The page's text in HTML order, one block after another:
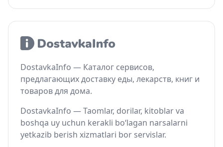
DostavkaInfo — Каталог сервисов,
предлагающих доставку еды, лекарств, книг и
товаров для дома.
DostavkaInfo — Taomlar, dorilar, kitoblar va
boshqa uy uchun kerakli bo‘lagan narsalarni
yetkazib berish xizmatlari bor servislar.